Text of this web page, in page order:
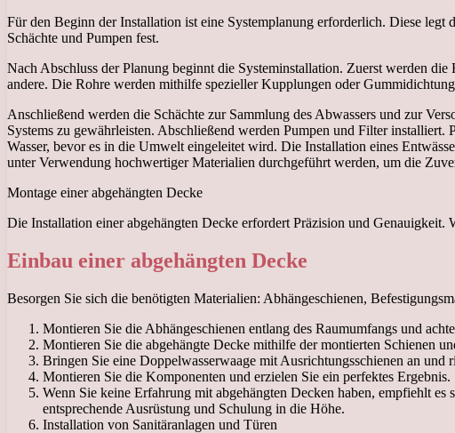
Für den Beginn der Installation ist eine Systemplanung erforderlich. Diese
Schächte und Pumpen fest.
Nach Abschluss der Planung beginnt die Systeminstallation. Zuerst werden
andere. Die Rohre werden mithilfe spezieller Kupplungen oder
Anschließend werden die Schächte zur Sammlung des Abwassers und zur
Systems zu gewährleisten. Abschließend werden Pumpen und Filter
Wasser, bevor es in die Umwelt eingeleitet wird. Die Installation eines
unter Verwendung hochwertiger Materialien durchgeführt werden, um die
Montage einer abgehängten Decke
Die Installation einer abgehängten Decke erfordert Präzision und
Einbau einer abgehängten Decke
Besorgen Sie sich die benötigten Materialien: Abhängeschienen,
Montieren Sie die Abhängeschienen entlang des Raumumfangs und
Montieren Sie die abgehängte Decke mithilfe der montierten Schienen
Bringen Sie eine Doppelwasserwaage mit Ausrichtungsschienen an und
Montieren Sie die Komponenten und erzielen Sie ein perfektes Ergebnis.
Wenn Sie keine Erfahrung mit abgehängten Decken haben, empfiehlt
entsprechende Ausrüstung und Schulung in die Höhe.
Installation von Sanitäranlagen und Türen